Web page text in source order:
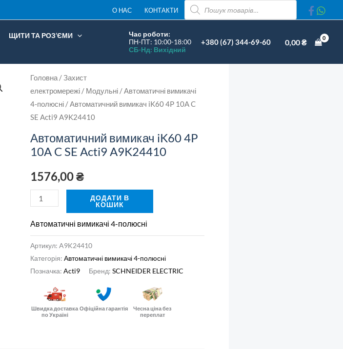
О НАС КОНТАКТИ
ПОШУК
ТОВАРІВ
ЩИТИ ТА РОЗ’ЄМИ
Час роботи:
ПН-ПТ: 10:00-18:00
СБ-Нд: Вихідний
+380 (67) 344-69-60 0,00₴
Головна /Захист
електромережі / Модульні /Автоматичні вимикачі
4-полюсні / Автоматичний вимикач iK60 4P 10A C
SE Acti9 A9K24410
Автоматичний вимикач iK60 4P
10A C SE Acti9 A9K24410
1576,00₴
Автоматичний
вимикач
iK60
4P
10A
C
Acti9
A9K24410
кількість
ДОДАТИ В
КОШИК
Автоматичні вимикачі 4-полюсні
Артикул: A9K24410
Категорія: Автоматичні вимикачі 4-полюсні
Позначка: Acti9 Бренд: SCHNEIDER ELECTRIC
Швидка доставка
по Україні
Офіційна гарантія
Чесна ціна без
переплат
4P
10A
Acti9
кількість